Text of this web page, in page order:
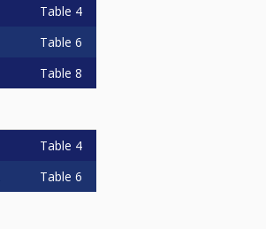
Table 4
Table 6
Table 8
Table 4
Table 6